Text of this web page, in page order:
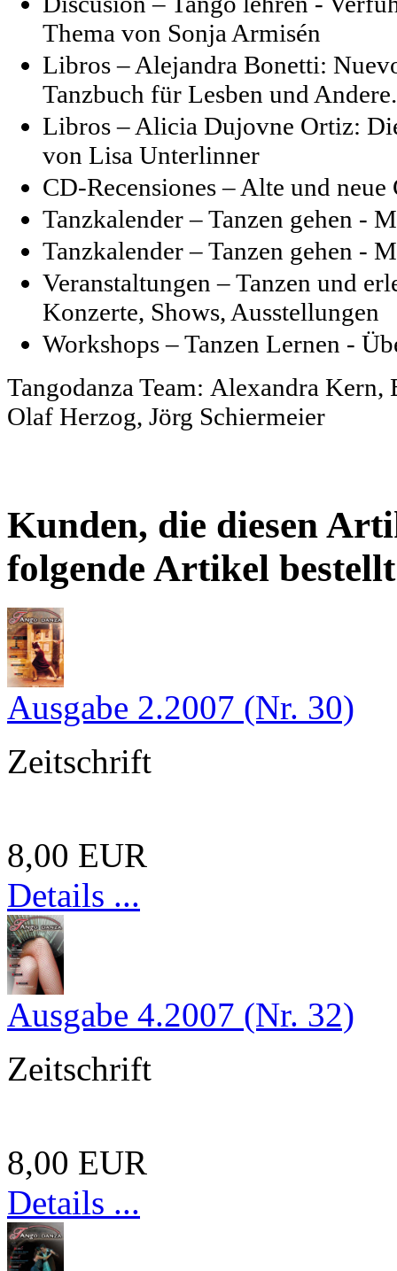
Thema von Sonja Armisén
Libros – Alejandra Bonetti:
Tanzbuch für Lesben und
Libros – Alicia Dujovne Ortiz:
von Lisa Unterlinner
CD-Recensiones – Alte und
Tanzkalender – Tanzen gehen -
Tanzkalender – Tanzen gehen -
Veranstaltungen – Tanzen und
Konzerte, Shows, Ausstellungen
Workshops – Tanzen Lernen -
Tangodanza Team: Alexandra Kern,
Olaf Herzog, Jörg Schiermeier
Kunden, die diesen
folgende Artikel
Ausgabe 2.2007 (Nr. 30)
Zeitschrift
8,00 EUR
Details ...
Ausgabe 4.2007 (Nr. 32)
Zeitschrift
8,00 EUR
Details ...